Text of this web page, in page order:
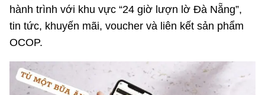
hành trình với khu vực “24 giờ lượn lờ Đà Nẵng”,
tin tức, khuyến mãi, voucher và liên kết sản phẩm
OCOP.